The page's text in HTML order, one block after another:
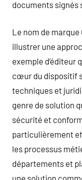
documents signés
Le nom de
illustrer une
exemple d’éditeur
cœur du dispositif
techniques et
genre de solution
sécurité et
particulièrement
les processus
départements et
une solution